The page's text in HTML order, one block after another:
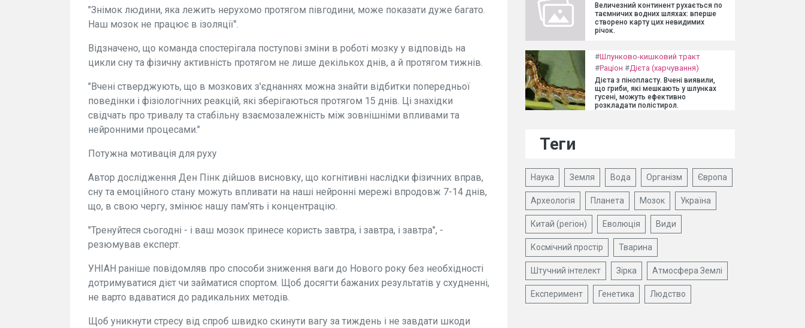
"Знімок людини, яка лежить нерухомо протягом півгодини, може показати дуже багато.
Наш мозок не працює в ізоляції".
Відзначено, що команда спостерігала поступові зміни в роботі мозку у відповідь на
цикли сну та фізичну активність протягом не лише декількох днів, а й протягом тижнів.
"Вчені стверджують, що в мозкових з'єднаннях можна знайти відбитки попередньої
поведінки і фізіологічних реакцій, які зберігаються протягом 15 днів. Ці знахідки
свідчать про тривалу та стабільну взаємозалежність між зовнішніми впливами та
нейронними процесами."
Потужна мотивація для руху
Автор дослідження Ден Пінк дійшов висновку, що когнітивні наслідки фізичних вправ,
сну та емоційного стану можуть впливати на наші нейронні мережі впродовж 7-14 днів,
що, в свою чергу, змінює нашу пам'ять і концентрацію.
"Тренуйтеся сьогодні - і ваш мозок принесе користь завтра, і завтра, і завтра", -
резюмував експерт.
УНІАН раніше повідомляв про способи зниження ваги до Нового року без необхідності
дотримуватися дієт чи займатися спортом. Щоб досягти бажаних результатів у схудненні,
не варто вдаватися до радикальних методів.
Щоб уникнути стресу від спроб швидко скинути вагу за тиждень і не завдати шкоди
Величезний континент рухається по
таємничих водних шляхах: вперше
створено карту цих невидимих
річок.
#Шлунково-кишковий тракт
#Раціон #Дієта (харчування)
Дієта з пінопласту. Вчені виявили,
що гриби, які мешкають у шлунках
гусені, можуть ефективно
розкладати полістирол.
Теги
Наука Земля Вода Організм Європа
Археологія Планета Мозок Україна
Китай (регіон) Еволюція Види
Космічний простір Тварина
Штучний інтелект Зірка Атмосфера Землі
Експеримент Генетика Людство